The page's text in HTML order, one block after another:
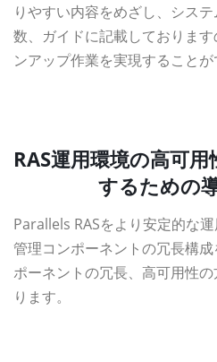
りやすい内容をめざし、シス
数、ガイドに記載しておりま
ンアップ作業を実現することが
RAS運用環境の高可
するための
Parallels RASをより安定的な
管理コンポーネントの冗長構
ポーネントの冗長、高可用性
ります。